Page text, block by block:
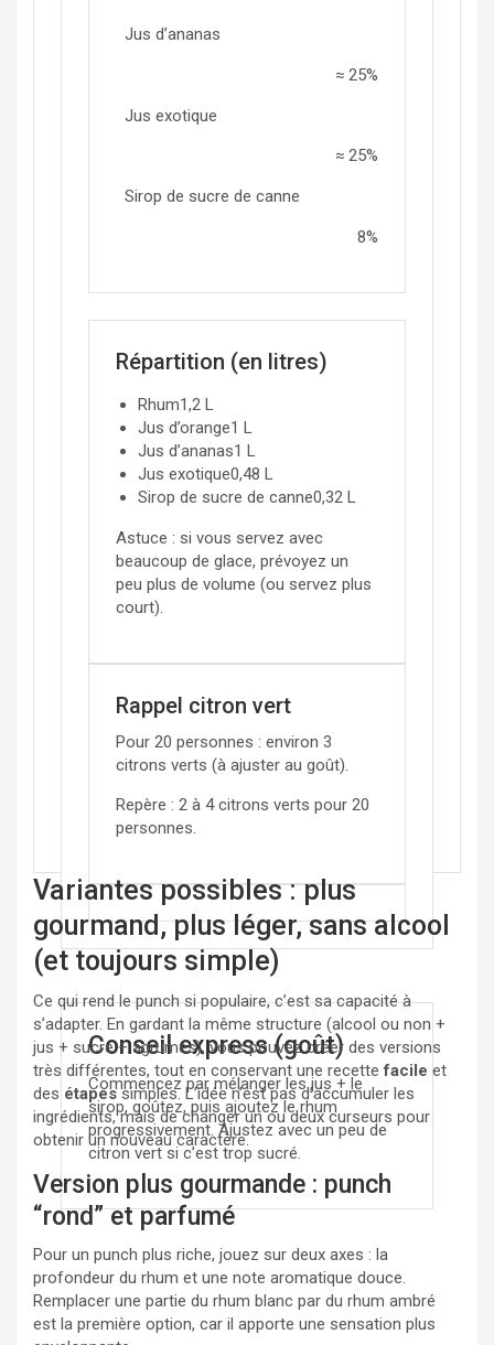
Jus d’ananas
≈ 25%
Jus exotique
≈ 25%
Sirop de sucre de canne
8%
Répartition (en litres)
Rhum1,2 L
Jus d’orange1 L
Jus d’ananas1 L
Jus exotique0,48 L
Sirop de sucre de canne0,32 L
Astuce : si vous servez avec
beaucoup de glace, prévoyez un
peu plus de volume (ou servez plus
court).
Rappel citron vert
Pour 20 personnes : environ 3
citrons verts (à ajuster au goût).
Repère : 2 à 4 citrons verts pour 20
personnes.
Conseil express (goût)
Commencez par mélanger les jus + le
sirop, goûtez, puis ajoutez le rhum
progressivement. Ajustez avec un peu de
citron vert si c’est trop sucré.
Variantes possibles : plus
gourmand, plus léger, sans alcool
(et toujours simple)
Ce qui rend le punch si populaire, c’est sa capacité à
s’adapter. En gardant la même structure (alcool ou non +
jus + sucre + agrumes), vous pouvez créer des versions
très différentes, tout en conservant une recettefacile et
des étapessimples. L’idée n’est pas d’accumuler les
ingrédients, mais de changer un ou deux curseurs pour
obtenir un nouveau caractère.
Version plus gourmande : punch
“rond” et parfumé
Pour un punch plus riche, jouez sur deux axes : la
profondeur du rhum et une note aromatique douce.
Remplacer une partie du rhum blanc par du rhum ambré
est la première option, car il apporte une sensation plus